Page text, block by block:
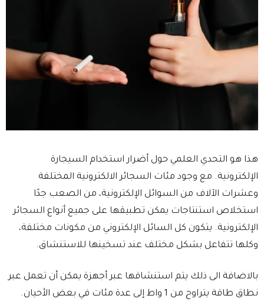
هذا هو التحدي العلمي حول أضرار استخدام السيجارة
الإلكترونية. مع وجود مئات السجائر الالكترونية المختلفة
وعشرات الآلاف من السوائل الإلكترونية، من الصعب جدًا
استخلاص استنتاجات يمكن تطبيقها على جميع أنواع السجائر
الإلكترونية. يتكون كل السائل الإلكتروني من مكونات مختلفة،
وكلها تتفاعل بشكل مختلف عند تسخينها للاستنشاق.
بالاضافة الى ذلك يتم استنشاقها عبر أجهزة يمكن أن تعمل عبر
نطاق طاقة يتراوح من 1 واط إلى عدة مئات في بعض الأحيان.